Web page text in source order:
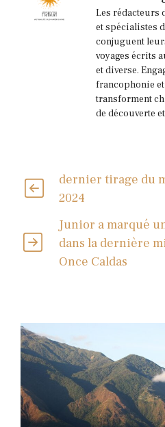
Les rédacteurs
et spécialistes
conjuguent
voyages écrits
et diverse.
francophonie
transforment
de découverte
dernier tirage du
2024
Junior a marqué
dans la dernière
Once Caldas